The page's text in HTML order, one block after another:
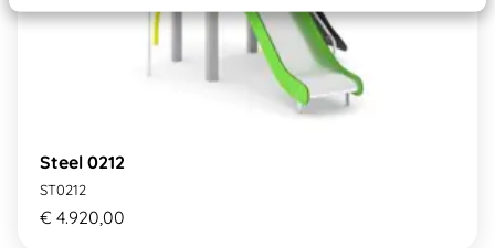
Steel 0212
ST0212
€ 4.920,00